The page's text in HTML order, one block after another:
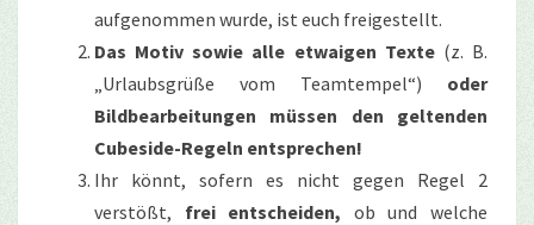
aufgenommen wurde, ist euch freigestellt.
Das Motiv sowie alle etwaigen Texte(z. B.
„Urlaubsgrüße vom Teamtempel“) oder
Bildbearbeitungen müssen den geltenden
Cubeside-Regeln entsprechen!
Ihr könnt, sofern es nicht gegen Regel 2
verstößt, frei entscheiden, ob und welche